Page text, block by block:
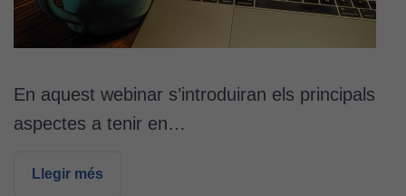
En aquest webinar s’introduiran els principals
aspectes a tenir en…
Llegir més